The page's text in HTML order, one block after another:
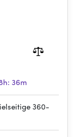
36m
360-